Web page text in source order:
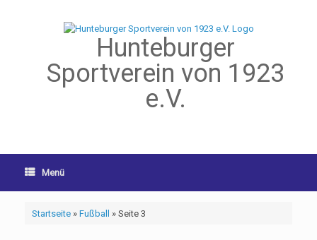
Hunteburger
Sportverein von 1923
e.V.
Menü
Startseite» Fußball » Seite 3